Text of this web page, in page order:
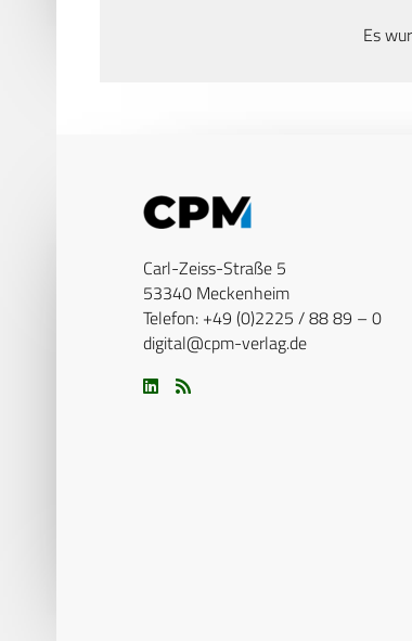
Es
Carl-Zeiss-Straße 5
53340 Meckenheim
Telefon: +49 (0)2225 / 88 89 – 0
digital@cpm-verlag.de